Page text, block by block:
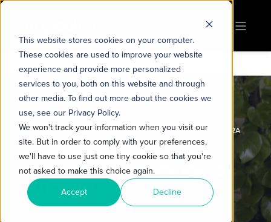
This website stores cookies on your computer.
These cookies are used to improve your website
experience and provide more personalized
services to you, both on this website and through
other media. To find out more about the cookies we
use, see our Privacy Policy.
We won't track your information when you visit our
site. But in order to comply with your preferences,
we'll have to use just one tiny cookie so that you're
not asked to make this choice again.
Accept Decline
CRIS ASSIS 19 DE JULHO DE 2023 4 MIN DE LEITURA
ESTRATÉGIA DIGITAL: QUAL A
CHAVE PARA A CONSTRUÇÃO DE
AUTORIDADE?